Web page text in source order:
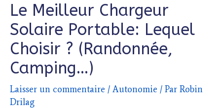
Le Meilleur Chargeur
Solaire Portable: Lequel
Choisir ? (Randonnée,
Camping…)
Laisser un commentaire / Autonomie / Par Robin
Drilag